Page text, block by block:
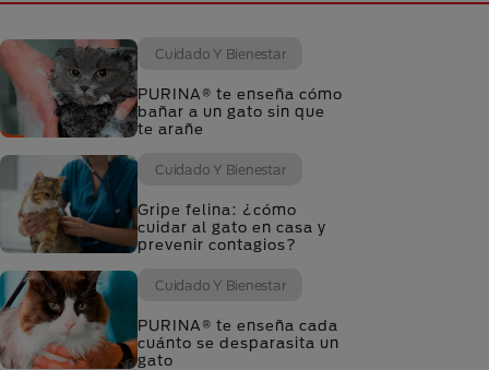
Cuidado Y Bienestar
PURINA® te enseña cómo
bañar a un gato sin que
te arañe
Cuidado Y Bienestar
Gripe felina: ¿cómo
cuidar al gato en casa y
prevenir contagios?
Cuidado Y Bienestar
PURINA® te enseña cada
cuánto se desparasita un
gato